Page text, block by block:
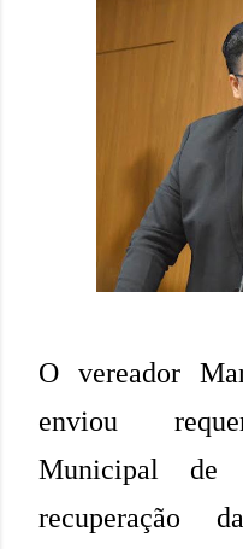
O vereador
enviou
Municipal de
recuperação